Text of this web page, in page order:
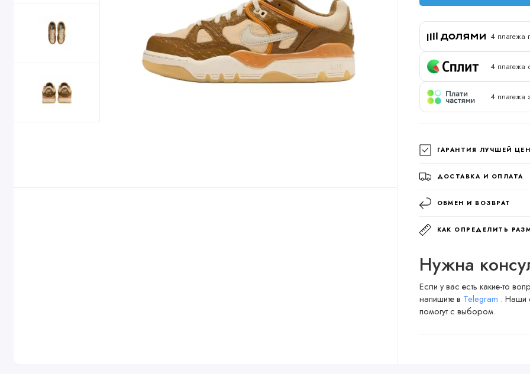
4
4 платежа
4 платежа
ГАРАНТИЯ ЛУЧШЕЙ
ДОСТАВКА И ОПЛАТА
ОБМЕН И ВОЗВРАТ
КАК ОПРЕДЕЛИТЬ
Нужна
Если у вас есть какие-то
напишите в Telegram . Наши
помогут с выбором.